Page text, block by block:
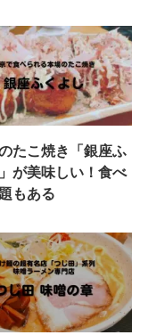
たこ焼き「銀座ふ
が美味しい！食べ
もある